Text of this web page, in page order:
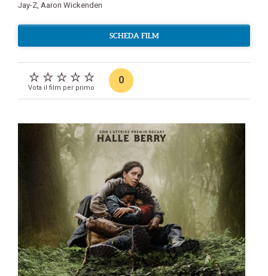
Jay-Z, Aaron Wickenden
SCHEDA FILM
Vota il film per primo
0